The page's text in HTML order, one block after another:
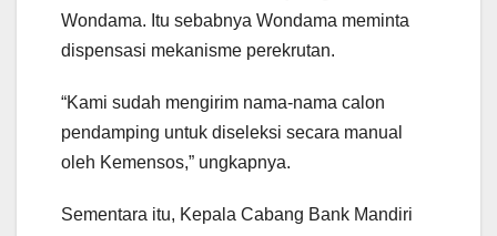
Wondama. Itu sebabnya Wondama meminta
dispensasi mekanisme perekrutan.
“Kami sudah mengirim nama-nama calon
pendamping untuk diseleksi secara manual
oleh Kemensos,” ungkapnya.
Sementara itu, Kepala Cabang Bank Mandiri